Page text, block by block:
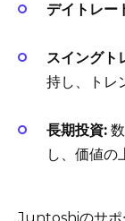
デイトレー
スイングト
持し、トレ
長期投資:
し、価値の
Juntoshiのサポ